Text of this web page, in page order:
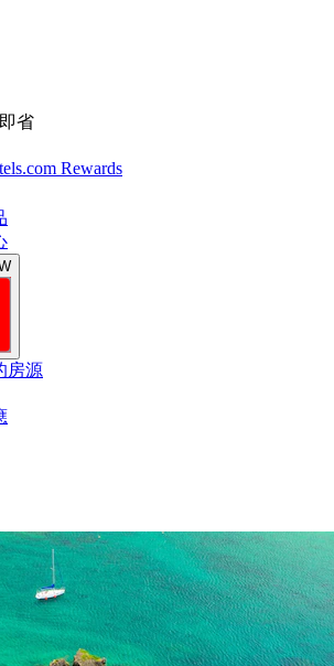
省
Rewards
房源